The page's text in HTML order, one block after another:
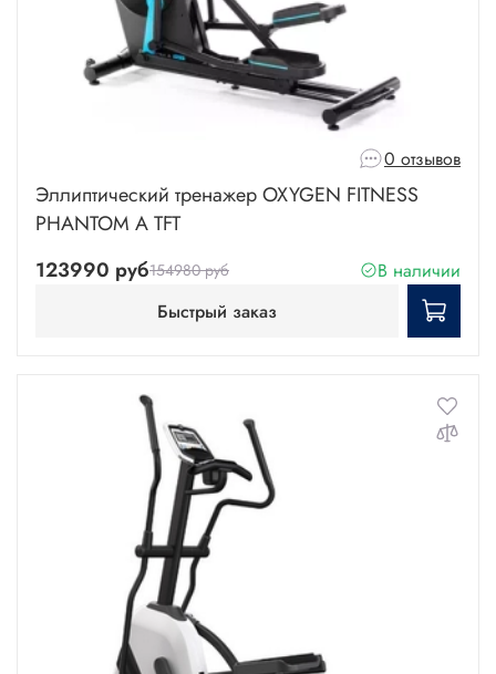
0 отзывов
Эллиптический тренажер OXYGEN FITNESS
PHANTOM A TFT
123990 руб154980 руб
В наличии
Быстрый заказ